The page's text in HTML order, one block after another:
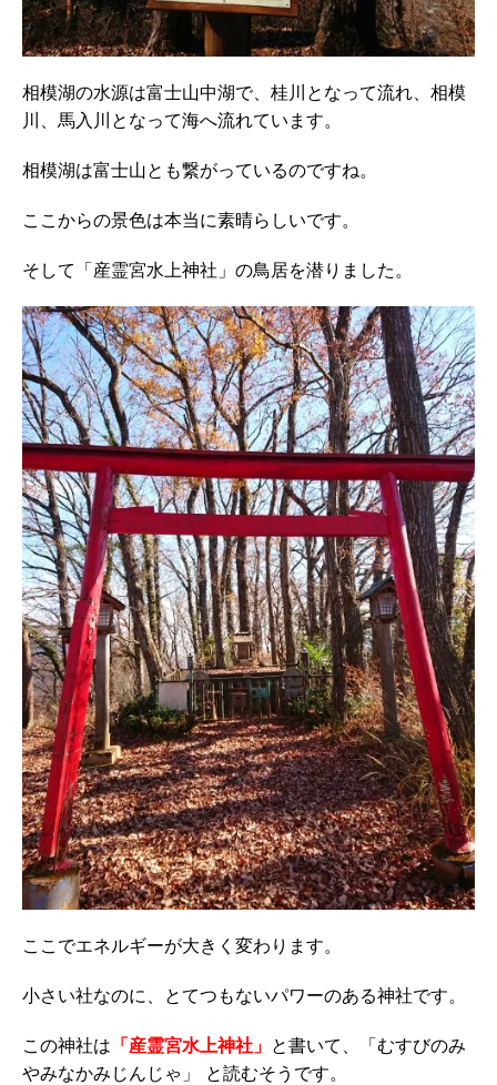
相模湖の水源は富士山中湖で、桂川となって流れ、相模
川、馬入川となって海へ流れています。
相模湖は富士山とも繋がっているのですね。
ここからの景色は本当に素晴らしいです。
そして「産霊宮水上神社」の鳥居を潜りました。
ここでエネルギーが大きく変わります。
小さい社なのに、とてつもないパワーのある神社です。
この神社は 「産霊宮水上神社」 と書いて、「むすびのみ
やみなかみじんじゃ」 と読むそうです。